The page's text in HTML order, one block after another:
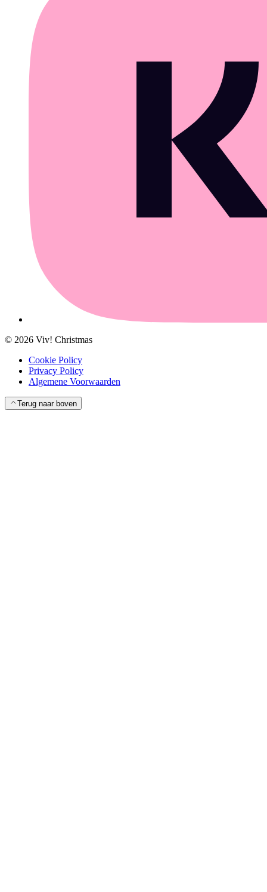
© 2026 Viv! Christmas
Cookie Policy
Privacy Policy
Algemene Voorwaarden
Terug naar boven